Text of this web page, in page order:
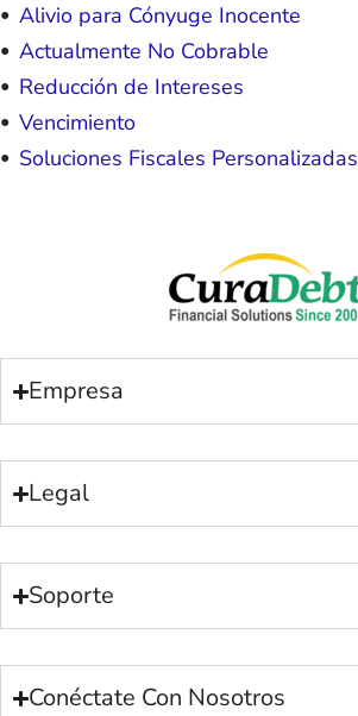
Alivio para Cónyuge Inocente
Actualmente No Cobrable
Reducción de Intereses
Vencimiento
Soluciones Fiscales Personalizadas
Empresa
Legal
Soporte
Conéctate Con Nosotros